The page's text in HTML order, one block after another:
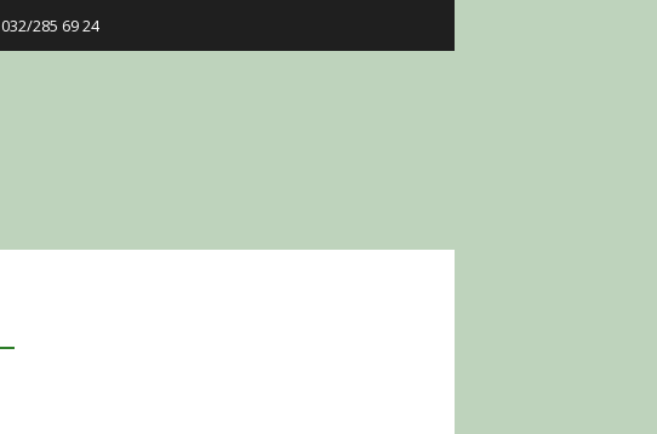
032/285 69 24